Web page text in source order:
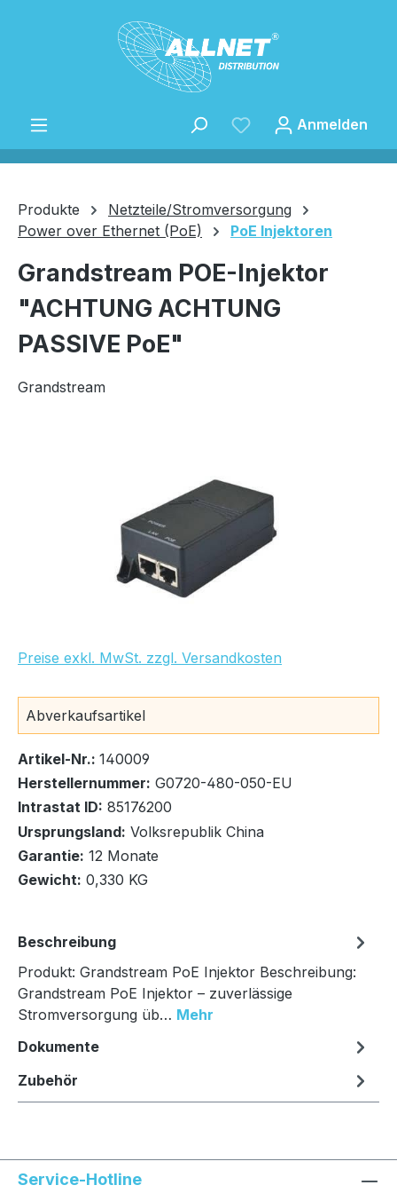
Zum Hauptinhalt springen
Speichern
Anmelden
Produkte
Netzteile/Stromversorgung
Power over Ethernet (PoE)
PoE Injektoren
Grandstream POE-Injektor
"ACHTUNG ACHTUNG
PASSIVE PoE"
Grandstream
Preise exkl. MwSt. zzgl. Versandkosten
Bestand: 11x
Sofort verfügbar, Lieferzeit: 1-2 Tage
In den Warenkorb
Abverkaufsartikel
Artikel-Nr.: 140009
Herstellernummer: G0720-480-050-EU
Intrastat ID: 85176200
Ursprungsland: Volksrepublik China
Garantie: 12 Monate
Gewicht: 0,330 KG
Beschreibung
Produkt: Grandstream PoE Injektor Beschreibung:
Grandstream PoE Injektor – zuverlässige
Stromversorgung üb… Mehr
Dokumente
Zubehör
Service-Hotline